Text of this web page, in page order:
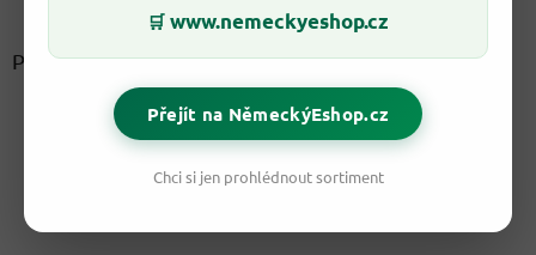
🛒 www.nemeckyeshop.cz
Přejít na NěmeckýEshop.cz
Chci si jen prohlédnout sortiment
Přijímáme online platby